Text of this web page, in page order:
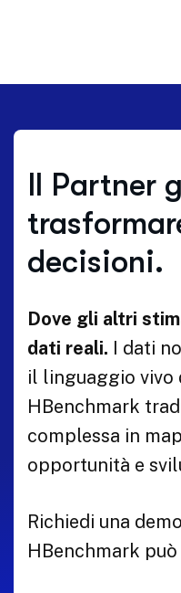
Il Partner
decisioni.
Dove gli altri
dati reali. I dati
il linguaggio vivo
HBenchmark
complessa in
opportunità e
Richiedi una
HBenchmark